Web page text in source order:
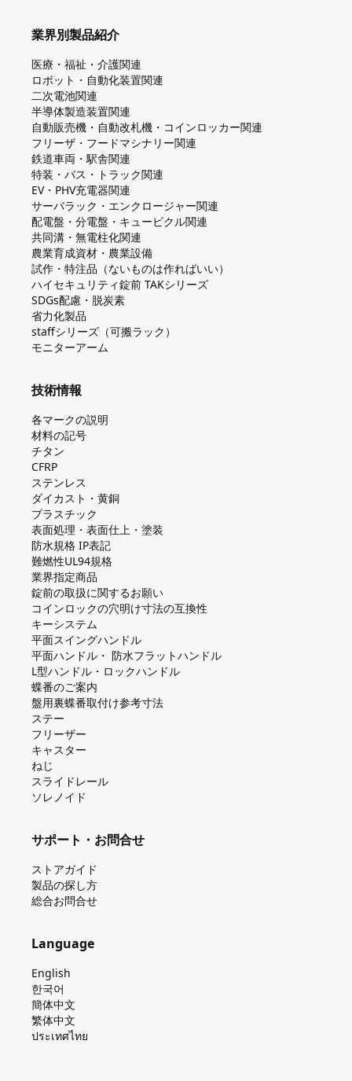
業界別製品紹介
医療・福祉・介護関連
ロボット・自動化装置関連
二次電池関連
半導体製造装置関連
自動販売機・自動改札機・コインロッカー関連
フリーザ・フードマシナリー関連
鉄道車両・駅舎関連
特装・バス・トラック関連
EV・PHV充電器関連
サーバラック・エンクロージャー関連
配電盤・分電盤・キュービクル関連
共同溝・無電柱化関連
農業育成資材・農業設備
試作・特注品（ないものは作ればいい）
ハイセキュリティ錠前 TAKシリーズ
SDGs配慮・脱炭素
省力化製品
staffシリーズ（可搬ラック）
モニターアーム
技術情報
各マークの説明
材料の記号
チタン
CFRP
ステンレス
ダイカスト・⻩銅
プラスチック
表面処理・表面仕上・塗装
防⽔規格 IP表記
難燃性UL94規格
業界指定商品
錠前の取扱に関するお願い
コインロックの⽳明け⼨法の互換性
キーシステム
平⾯スイングハンドル
平⾯ハンドル・ 防⽔フラットハンドル
L型ハンドル・ロックハンドル
蝶番のご案内
盤⽤裏蝶番取付け参考⼨法
ステー
フリーザー
キャスター
ねじ
スライドレール
ソレノイド
サポート・お問合せ
ストアガイド
製品の探し⽅
総合お問合せ
Language
English
한국어
簡体中文
繁体中文
ประเทศไทย